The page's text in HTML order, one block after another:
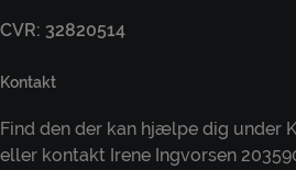
CVR: 32820514
Kontakt
Find den der kan hjælpe dig under
eller kontakt Irene Ingvorsen